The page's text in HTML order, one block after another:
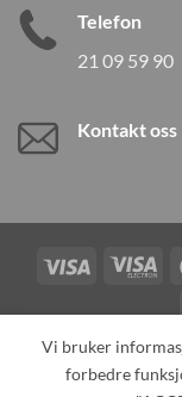
Telefon
21 09 59 90
Kontakt oss
Visa
Vi bruker
forbedre